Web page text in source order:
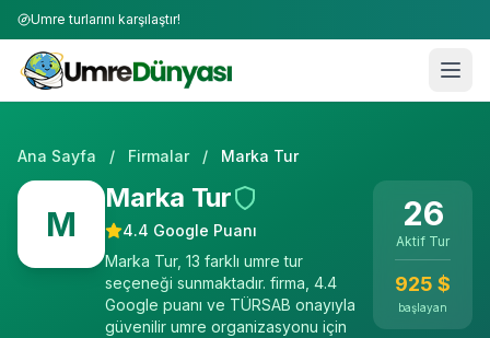
Umre turlarını karşılaştır!
Ana Sayfa / Firmalar / Marka Tur
M
Marka Tur
4.4 Google Puanı
Marka Tur, 13 farklı umre tur
seçeneği sunmaktadır. firma, 4.4
Google puanı ve TÜRSAB onayıyla
güvenilir umre organizasyonu için
26
Aktif Tur
925 $
başlayan